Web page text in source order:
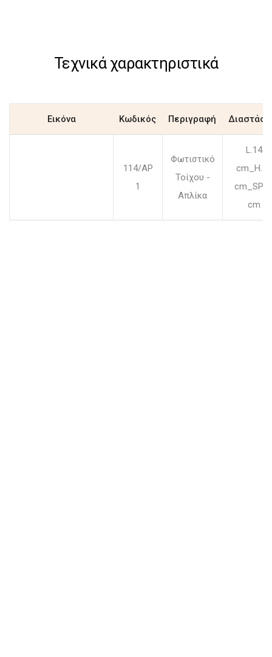
Τεχνικά χαρακτηριστικά
Εικόνα Κωδικός Περιγραφή
114/AP
1
Φωτιστικό
Τοίχου -
Απλίκα
L.14
cm_H.37
cm